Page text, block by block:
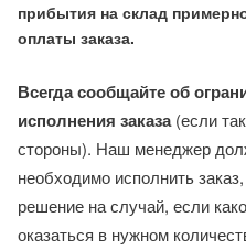
прибытия на склад
оплаты заказа.
Всегда сообщайте об
исполнения заказа(если
стороны). Наш менеджер
необходимо исполнить
решение на случай, если
оказаться в нужном